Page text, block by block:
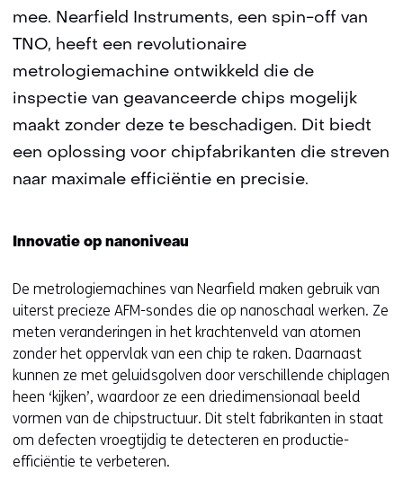
mee. Nearfield Instruments, een spin-off van
TNO, heeft een revolutionaire
metrologiemachine ontwikkeld die de
inspectie van geavanceerde chips mogelijk
maakt zonder deze te beschadigen. Dit biedt
een oplossing voor chipfabrikanten die streven
naar maximale efficiëntie en precisie.
Innovatie op nanoniveau
De metrologiemachines van Nearfield maken gebruik van
uiterst precieze AFM-sondes die op nanoschaal werken. Ze
meten veranderingen in het krachtenveld van atomen
zonder het oppervlak van een chip te raken. Daarnaast
kunnen ze met geluidsgolven door verschillende chiplagen
heen ‘kijken’, waardoor ze een driedimensionaal beeld
vormen van de chipstructuur. Dit stelt fabrikanten in staat
om defecten vroegtijdig te detecteren en productie-
efficiëntie te verbeteren.